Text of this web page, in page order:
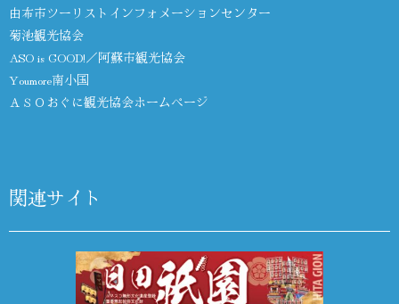
由布市ツーリストインフォメーションセンター
菊池観光協会
ASO is GOOD!／阿蘇市観光協会
Youmore南小国
ＡＳＯおぐに観光協会ホームページ
関連サイト